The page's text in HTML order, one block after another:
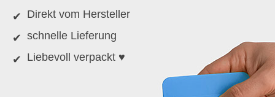
Direkt vom Hersteller
schnelle Lieferung
Liebevoll verpackt ♥